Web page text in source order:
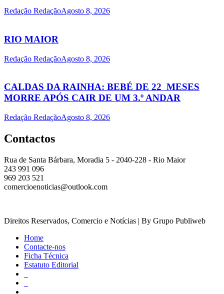
Redação RedaçãoAgosto 8, 2026
RIO MAIOR
Redação RedaçãoAgosto 8, 2026
CALDAS DA RAINHA: BEBÉ DE 22 MESES
MORRE APÓS CAIR DE UM 3.º ANDAR
Redação RedaçãoAgosto 8, 2026
Contactos
Rua de Santa Bárbara, Moradia 5 - 2040-228 - Rio Maior
243 991 096
969 203 521
comercioenoticias@outlook.com
Direitos Reservados, Comercio e Notícias | By Grupo Publiweb
Home
Contacte-nos
Ficha Técnica
Estatuto Editorial